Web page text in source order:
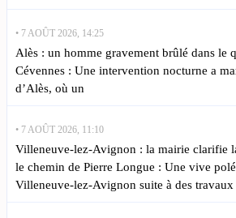
• 7 AOÛT 2026, 14:25
Alès : un homme gravement brûlé dans le
Cévennes : Une intervention nocturne a
d’Alès, où un
• 7 AOÛT 2026, 11:10
Villeneuve-lez-Avignon : la mairie clarifie
le chemin de Pierre Longue : Une vive
Villeneuve-lez-Avignon suite à des travaux